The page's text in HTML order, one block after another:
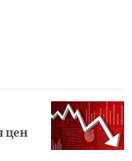
цен